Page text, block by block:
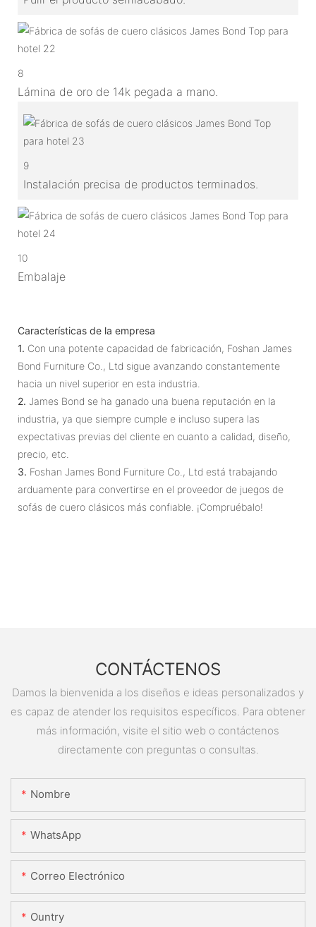
8
Lámina de oro de 14k pegada a mano.
9
Instalación precisa de productos terminados.
10
Embalaje
Características de la empresa
1. Con una potente capacidad de fabricación, Foshan James
Bond Furniture Co., Ltd sigue avanzando constantemente
hacia un nivel superior en esta industria.
2. James Bond se ha ganado una buena reputación en la
industria, ya que siempre cumple e incluso supera las
expectativas previas del cliente en cuanto a calidad, diseño,
precio, etc.
3. Foshan James Bond Furniture Co., Ltd está trabajando
arduamente para convertirse en el proveedor de juegos de
sofás de cuero clásicos más confiable. ¡Compruébalo!
CONTÁCTENOS
Damos la bienvenida a los diseños e ideas personalizados y
es capaz de atender los requisitos específicos. Para obtener
más información, visite el sitio web o contáctenos
directamente con preguntas o consultas.
Nombre
WhatsApp
Correo Electrónico
Ountry